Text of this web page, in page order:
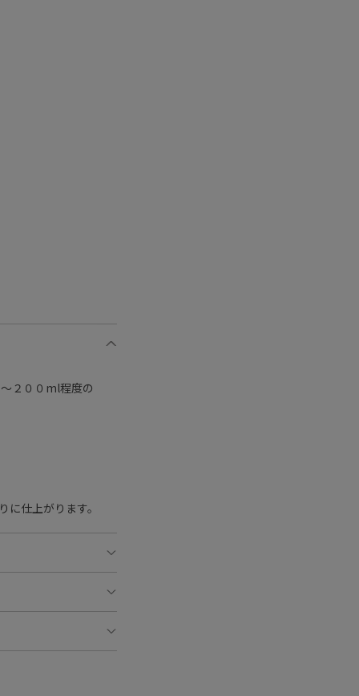
２００ml程度の
仕上がります。
、脱脂粉乳（乳
工品（大麦、うる
麦、もち赤米、も
蓮の実末、サン
い。